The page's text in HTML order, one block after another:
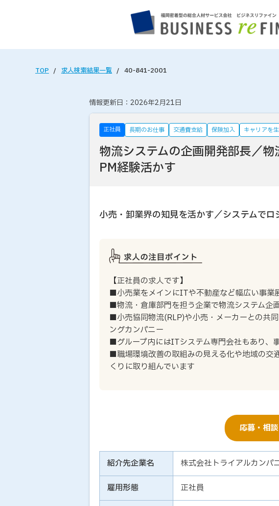
TOP 求人検索結果一覧 40-841-2001
情報更新日：2026年2月21日
正社員 長期のお仕事 交通費支給 保険加入 キャリアを
物流システムの企画開発部長／
PM経験活かす
小売・卸業界の知見を活かす／システムで
【正社員の求人です】
■小売業をメインにITや不動産など幅広い事業
■物流・倉庫部門を担う企業で物流システム企
■小売協同物流(RLP)や小売・メーカーとの共
ングカンパニー
■グループ内にはITシステム専門会社もあり、
■職場環境改善の取組みの見える化や地域の交
くりに取り組んでいます
応募・相
紹介先企業名 株式会社トライアルカンパ
雇用形態 正社員